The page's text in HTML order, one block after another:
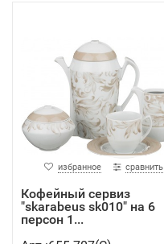
избранное сравнить
Кофейный сервиз
"skarabeus sk010" на 6
персон 1...